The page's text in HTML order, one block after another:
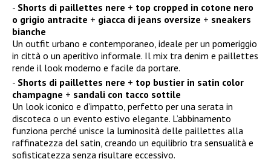
Shorts di paillettes nere + top cropped in cotone nero
o grigio antracite + giacca di jeans oversize + sneakers
bianche
Un outfit urbano e contemporaneo, ideale per un pomeriggio
in città o un aperitivo informale. Il mix tra denim e paillettes
rende il look moderno e facile da portare.
Shorts di paillettes nere + top bustier in satin color
champagne + sandali con tacco sottile
Un look iconico e d’impatto, perfetto per una serata in
discoteca o un evento estivo elegante. L’abbinamento
funziona perché unisce la luminosità delle paillettes alla
raffinatezza del satin, creando un equilibrio tra sensualità e
sofisticatezza senza risultare eccessivo.